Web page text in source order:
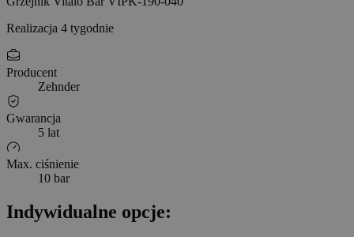
Realizacja 4 tygodnie
Producent
Zehnder
Gwarancja
5 lat
Max. ciśnienie
10 bar
Indywidualne opcje: